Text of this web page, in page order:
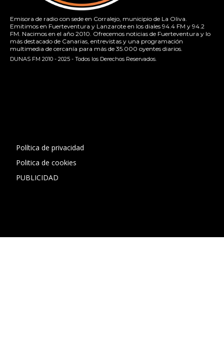
Emisora de radio con sede en Corralejo, municipio de La Oliva.
Emitimos en Fuerteventura y Lanzarote en los diales 94.4 FM y 94.2
FM. Nacimos en el año 2010. Ofrecemos noticias de Fuerteventura y lo
más destacado de Canarias, entrevistas y una programación
multimedia de cercanía para más de 35.000 oyentes diarios.
DUNAS FM 2010 - 2025 - Todos los Derechos Reservados.
Política de privacidad
Politica de cookies
PUBLICIDAD